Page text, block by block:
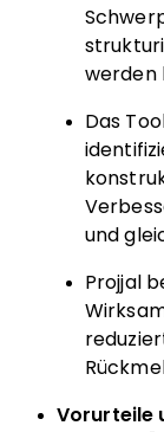
werden
Das
und
Projjal
Vorurteile